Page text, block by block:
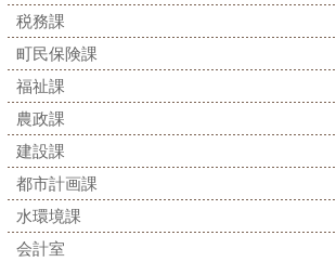
税務課
町民保険課
福祉課
農政課
建設課
都市計画課
水環境課
会計室